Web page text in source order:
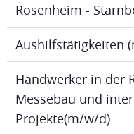
Rosenheim -
Aushilfstätigkeiten
Handwerker in der
Messebau und
Projekte(m/w/d)